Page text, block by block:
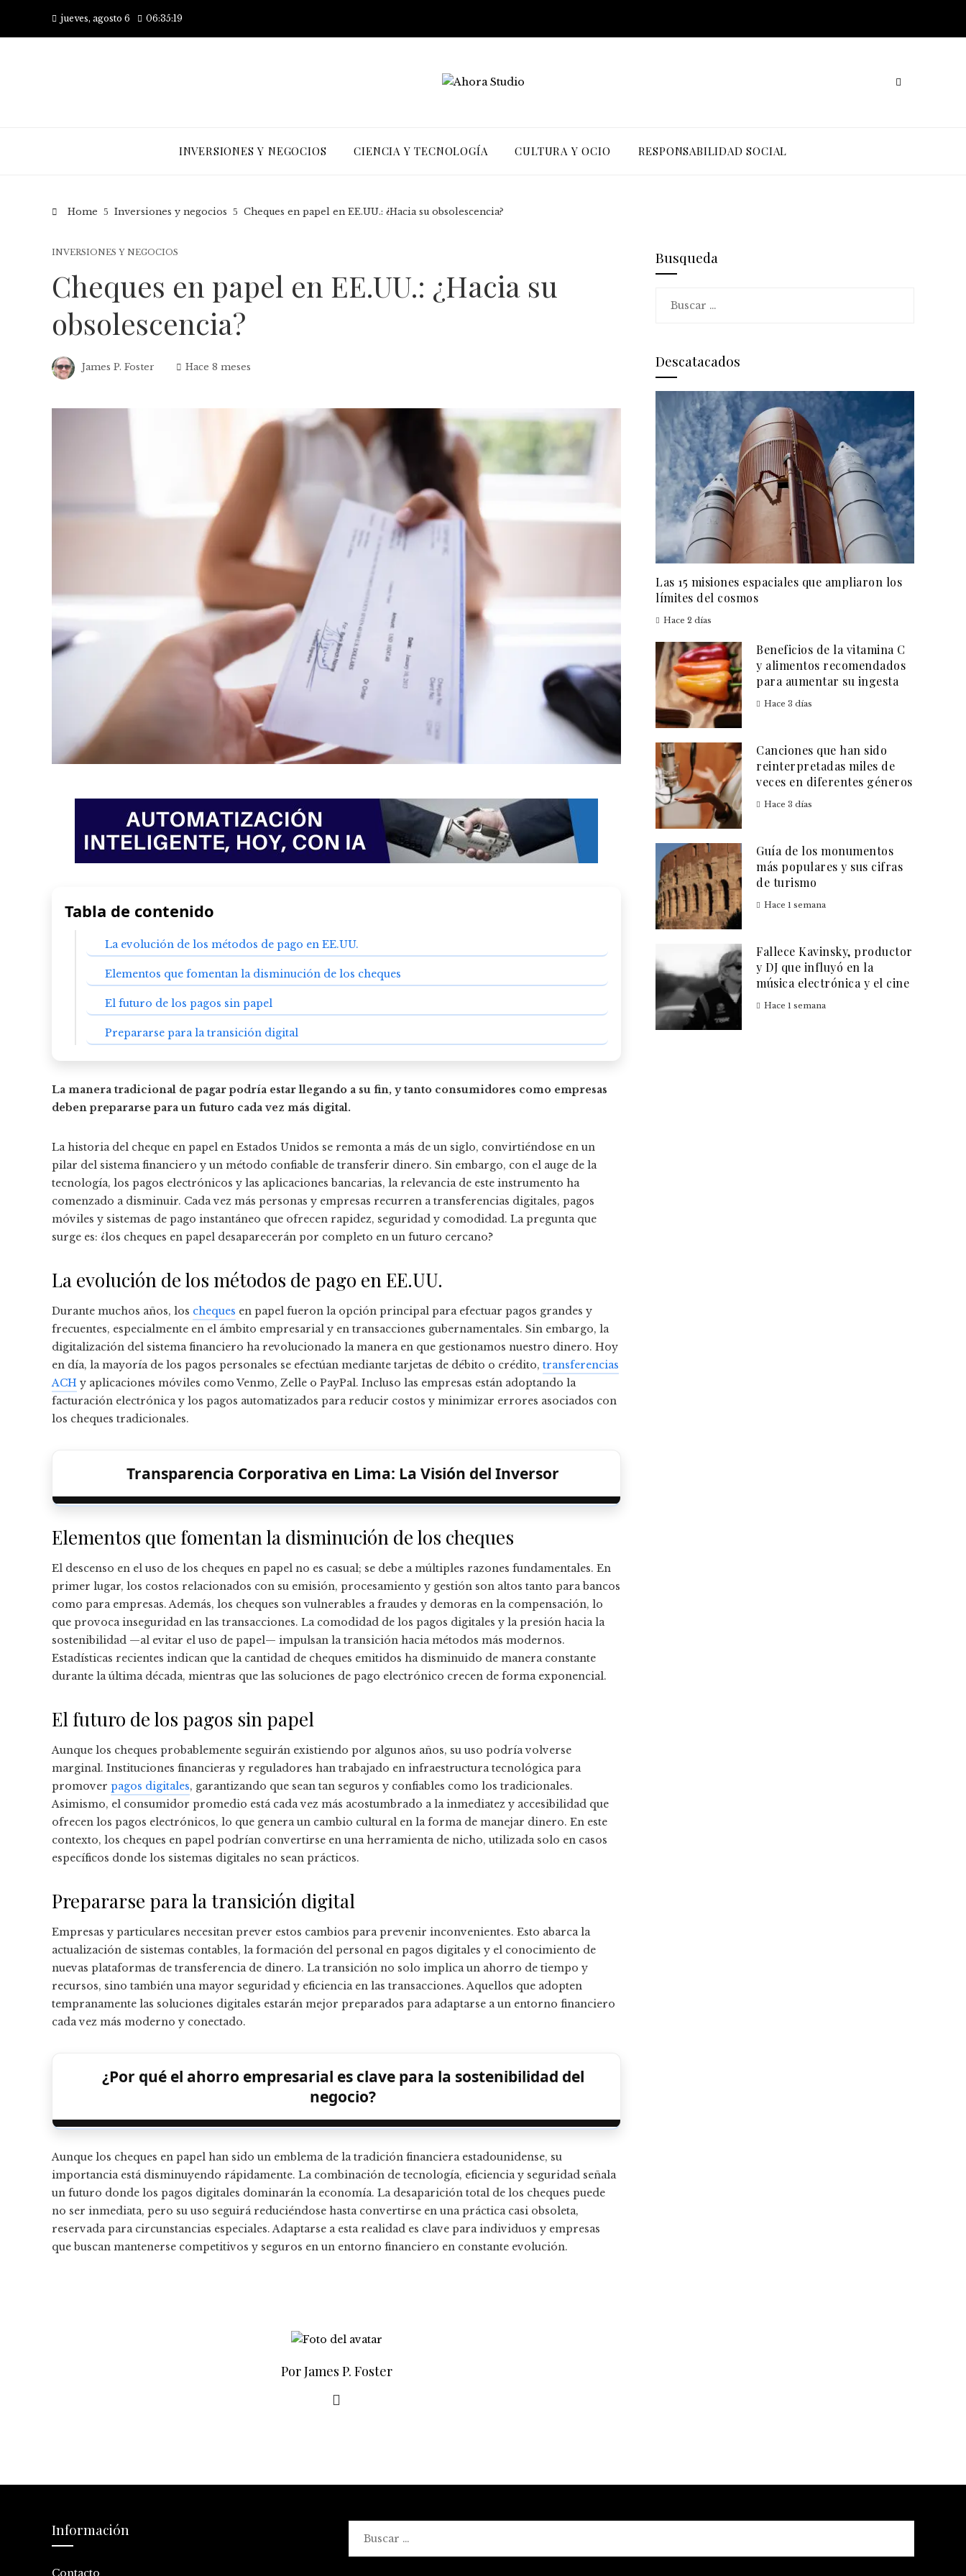
jueves, agosto 6 06:35:20
INVERSIONES Y NEGOCIOS CIENCIA Y TECNOLOGÍA CULTURA Y OCIO RESPONSABILIDAD SOCIAL
Home Inversiones y negocios Cheques en papel en EE.UU.: ¿Hacia su obsolescencia?
INVERSIONES Y NEGOCIOS
Cheques en papel en EE.UU.: ¿Hacia su
obsolescencia?
James P. Foster Hace 8 meses
Tabla de contenido
La evolución de los métodos de pago en EE.UU.
Elementos que fomentan la disminución de los cheques
El futuro de los pagos sin papel
Prepararse para la transición digital
La manera tradicional de pagar podría estar llegando a su fin, y tanto consumidores como empresas
deben prepararse para un futuro cada vez más digital.
La historia del cheque en papel en Estados Unidos se remonta a más de un siglo, convirtiéndose en un
pilar del sistema financiero y un método confiable de transferir dinero. Sin embargo, con el auge de la
tecnología, los pagos electrónicos y las aplicaciones bancarias, la relevancia de este instrumento ha
comenzado a disminuir. Cada vez más personas y empresas recurren a transferencias digitales, pagos
móviles y sistemas de pago instantáneo que ofrecen rapidez, seguridad y comodidad. La pregunta que
surge es: ¿los cheques en papel desaparecerán por completo en un futuro cercano?
La evolución de los métodos de pago en EE.UU.
Durante muchos años, los cheques en papel fueron la opción principal para efectuar pagos grandes y
frecuentes, especialmente en el ámbito empresarial y en transacciones gubernamentales. Sin embargo, la
digitalización del sistema financiero ha revolucionado la manera en que gestionamos nuestro dinero. Hoy
en día, la mayoría de los pagos personales se efectúan mediante tarjetas de débito o crédito, transferencias
ACH y aplicaciones móviles como Venmo, Zelle o PayPal. Incluso las empresas están adoptando la
facturación electrónica y los pagos automatizados para reducir costos y minimizar errores asociados con
los cheques tradicionales.
Transparencia Corporativa en Lima: La Visión del Inversor
Elementos que fomentan la disminución de los cheques
El descenso en el uso de los cheques en papel no es casual; se debe a múltiples razones fundamentales. En
primer lugar, los costos relacionados con su emisión, procesamiento y gestión son altos tanto para bancos
como para empresas. Además, los cheques son vulnerables a fraudes y demoras en la compensación, lo
que provoca inseguridad en las transacciones. La comodidad de los pagos digitales y la presión hacia la
sostenibilidad —al evitar el uso de papel— impulsan la transición hacia métodos más modernos.
Estadísticas recientes indican que la cantidad de cheques emitidos ha disminuido de manera constante
durante la última década, mientras que las soluciones de pago electrónico crecen de forma exponencial.
El futuro de los pagos sin papel
Aunque los cheques probablemente seguirán existiendo por algunos años, su uso podría volverse
marginal. Instituciones financieras y reguladores han trabajado en infraestructura tecnológica para
promover pagos digitales, garantizando que sean tan seguros y confiables como los tradicionales.
Asimismo, el consumidor promedio está cada vez más acostumbrado a la inmediatez y accesibilidad que
ofrecen los pagos electrónicos, lo que genera un cambio cultural en la forma de manejar dinero. En este
contexto, los cheques en papel podrían convertirse en una herramienta de nicho, utilizada solo en casos
específicos donde los sistemas digitales no sean prácticos.
Prepararse para la transición digital
Empresas y particulares necesitan prever estos cambios para prevenir inconvenientes. Esto abarca la
actualización de sistemas contables, la formación del personal en pagos digitales y el conocimiento de
nuevas plataformas de transferencia de dinero. La transición no solo implica un ahorro de tiempo y
recursos, sino también una mayor seguridad y eficiencia en las transacciones. Aquellos que adopten
tempranamente las soluciones digitales estarán mejor preparados para adaptarse a un entorno financiero
cada vez más moderno y conectado.
¿Por qué el ahorro empresarial es clave para la sostenibilidad del
negocio?
Aunque los cheques en papel han sido un emblema de la tradición financiera estadounidense, su
importancia está disminuyendo rápidamente. La combinación de tecnología, eficiencia y seguridad señala
un futuro donde los pagos digitales dominarán la economía. La desaparición total de los cheques puede
no ser inmediata, pero su uso seguirá reduciéndose hasta convertirse en una práctica casi obsoleta,
reservada para circunstancias especiales. Adaptarse a esta realidad es clave para individuos y empresas
que buscan mantenerse competitivos y seguros en un entorno financiero en constante evolución.
Por James P. Foster
Busqueda
Descatacados
Las 15 misiones espaciales que ampliaron los
límites del cosmos
Hace 2 días
Beneficios de la vitamina C
y alimentos recomendados
para aumentar su ingesta
Hace 3 días
Canciones que han sido
reinterpretadas miles de
veces en diferentes géneros
Hace 3 días
Guía de los monumentos
más populares y sus cifras
de turismo
Hace 1 semana
Fallece Kavinsky, productor
y DJ que influyó en la
música electrónica y el cine
Hace 1 semana
Información
Contacto